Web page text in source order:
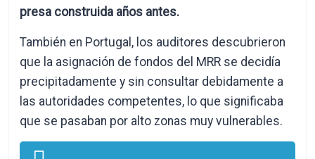
presa construida años antes.
También en Portugal, los auditores descubrieron
que la asignación de fondos del MRR se decidía
precipitadamente y sin consultar debidamente a
las autoridades competentes, lo que significaba
que se pasaban por alto zonas muy vulnerables.